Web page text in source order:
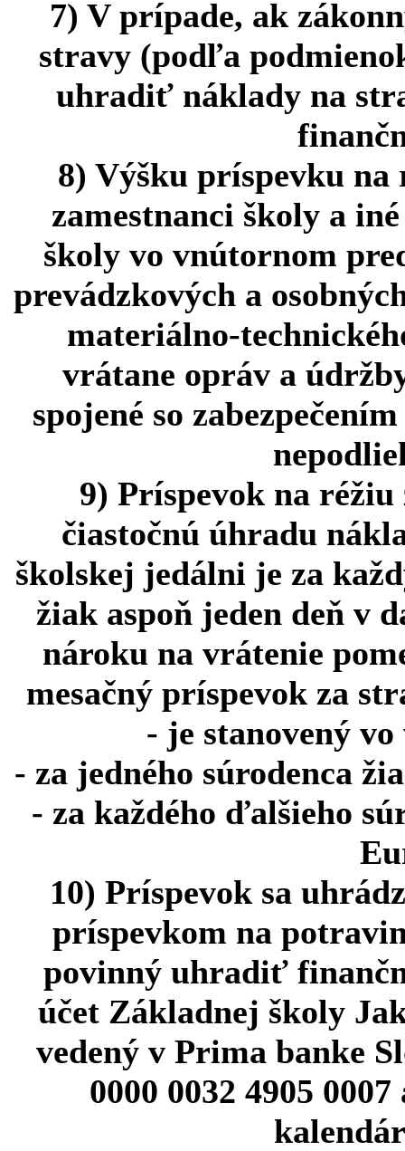
7) V prípade, ak
stravy (podľa
uhradiť náklady na
8) Výšku príspevku
zamestnanci školy a
školy vo vnútornom
prevádzkových a
materiálno-
vrátane opráv a
spojené so
9) Príspevok na
čiastočnú úhradu
školskej jedálni je za
žiak aspoň jeden deň v
nároku na vrátenie
mesačný príspevok za
- je stanovený
- za jedného súrodenca
- za každého ďalšieho
10) Príspevok sa
príspevkom na
povinný uhradiť
účet Základnej školy
vedený v Prima banke
0000 0032 4905